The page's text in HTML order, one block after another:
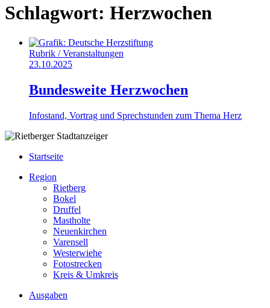
Schlagwort: Herzwochen
Rubrik /Veranstaltungen
23.10.2025
Bundesweite Herzwochen
Infostand, Vortrag und Sprechstunden zum Thema Herz
Startseite
Region
Rietberg
Bokel
Druffel
Mastholte
Neuenkirchen
Varensell
Westerwiehe
Fotostrecken
Kreis & Umkreis
Ausgaben